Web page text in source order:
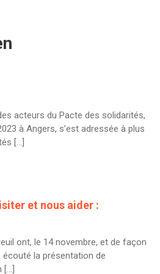
acteurs du Pacte des solidarités,
à Angers, s’est adressée à plus
[…]
et nous aider :
ont, le 14 novembre, et de façon
la présentation de
[…]